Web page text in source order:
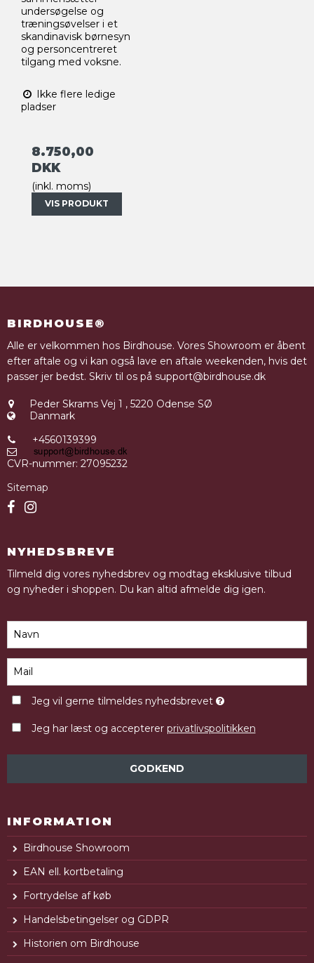
undersøgelse og
træningsøvelser i et
skandinavisk børnesyn
og personcentreret
tilgang med voksne.
Ikke flere ledige
pladser
8.750,00
DKK
(inkl. moms)
VIS PRODUKT
BIRDHOUSE®
Alle er velkommen hos Birdhouse. Vores Showroom er åbent
efter aftale og vi kan også lave en aftale weekenden, hvis det
passer jer bedst. Skriv til os på support@birdhouse.dk
Peder Skrams Vej 1 , 5220 Odense SØ
Danmark
+4560139399
CVR-nummer: 27095232
Sitemap
NYHEDSBREVE
Tilmeld dig vores nyhedsbrev og modtag eksklusive tilbud
og nyheder i shoppen. Du kan altid afmelde dig igen.
Jeg vil gerne tilmeldes nyhedsbrevet
Jeg har læst og accepterer privatlivspolitikken
GODKEND
INFORMATION
Birdhouse Showroom
EAN ell. kortbetaling
Fortrydelse af køb
Handelsbetingelser og GDPR
Historien om Birdhouse